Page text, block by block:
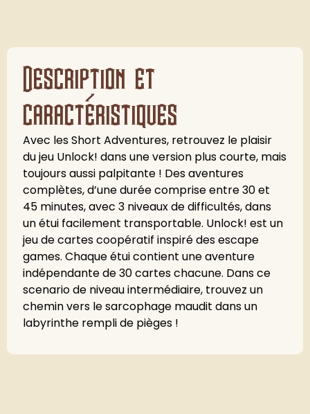
Description et
caractéristiques
Avec les Short Adventures, retrouvez le plaisir
du jeu Unlock! dans une version plus courte, mais
toujours aussi palpitante ! Des aventures
complètes, d’une durée comprise entre 30 et
45 minutes, avec 3 niveaux de difficultés, dans
un étui facilement transportable. Unlock! est un
jeu de cartes coopératif inspiré des escape
games. Chaque étui contient une aventure
indépendante de 30 cartes chacune. Dans ce
scenario de niveau intermédiaire, trouvez un
chemin vers le sarcophage maudit dans un
labyrinthe rempli de pièges !